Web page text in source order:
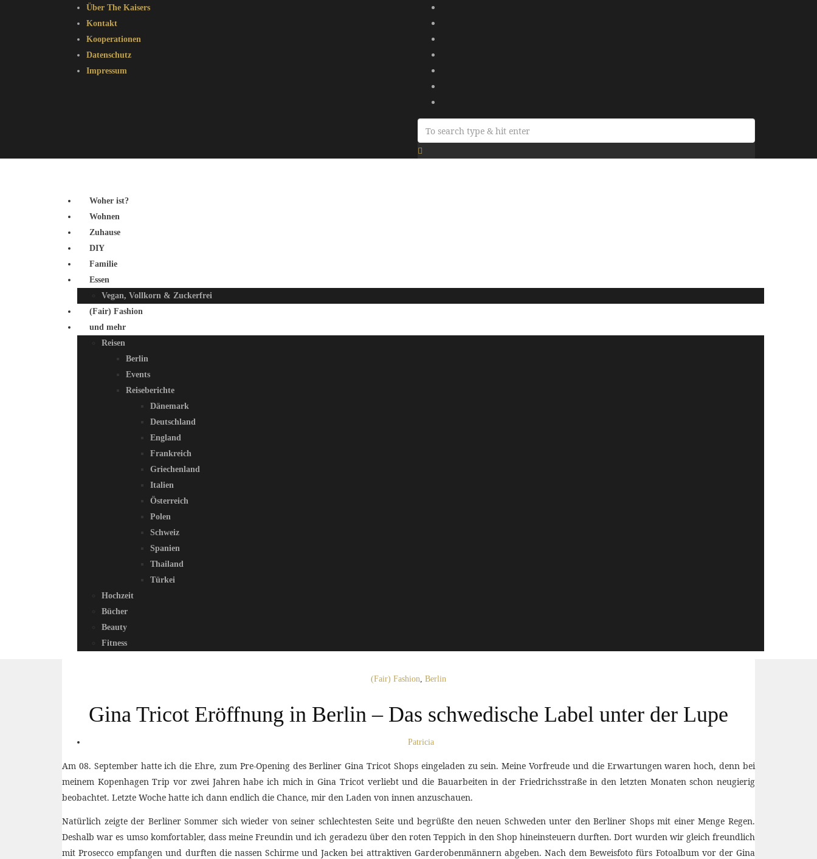
Über The Kaisers
Kontakt
Kooperationen
Datenschutz
Impressum
Woher ist?
Wohnen
Zuhause
DIY
Familie
Essen
Vegan, Vollkorn & Zuckerfrei
(Fair) Fashion
und mehr
Reisen
Berlin
Events
Reiseberichte
Dänemark
Deutschland
England
Frankreich
Griechenland
Italien
Österreich
Polen
Schweiz
Spanien
Thailand
Türkei
Hochzeit
Bücher
Beauty
Fitness
(Fair) Fashion, Berlin
Gina Tricot Eröffnung in Berlin – Das schwedische Label unter der Lupe
Patricia
Am 08. September hatte ich die Ehre, zum Pre-Opening des Berliner Gina Tricot Shops eingeladen zu sein. Meine Vorfreude und die Erwartungen waren hoch, denn bei
meinem Kopenhagen Trip vor zwei Jahren habe ich mich in Gina Tricot verliebt und die Bauarbeiten in der Friedrichsstraße in den letzten Monaten schon neugierig
beobachtet. Letzte Woche hatte ich dann endlich die Chance, mir den Laden von innen anzuschauen.
Natürlich zeigte der Berliner Sommer sich wieder von seiner schlechtesten Seite und begrüßte den neuen Schweden unter den Berliner Shops mit einer Menge Regen.
Deshalb war es umso komfortabler, dass meine Freundin und ich geradezu über den roten Teppich in den Shop hineinsteuern durften. Dort wurden wir gleich freundlich
mit Prosecco empfangen und durften die nassen Schirme und Jacken bei attraktiven Garderobenmännern abgeben. Nach dem Beweisfoto fürs Fotoalbum vor der Gina